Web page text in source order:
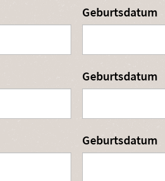
Geburtsdatum
Geburtsdatum
Geburtsdatum